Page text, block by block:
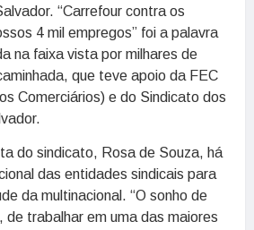
“Carrefour contra os
4 mil empregos” foi a palavra
na faixa vista por milhares de
que teve apoio da FEC
Comerciários) e do Sindicato dos
do sindicato, Rosa de Souza, há
das entidades sindicais para
da multinacional. “O sonho de
de trabalhar em uma das maiores